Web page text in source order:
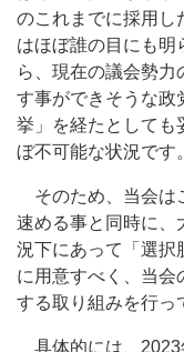
のこれまでに採用し
はほぼ誰の目にも明
ら、現在の議会勢力
す事ができそうな政
挙」を経たとしても
ぼ不可能な状況です。
そのため、当会は
速める事と同時に、
況下にあって「選択
に用意すべく、当会
する取り組みを行っ
具体的には、2023